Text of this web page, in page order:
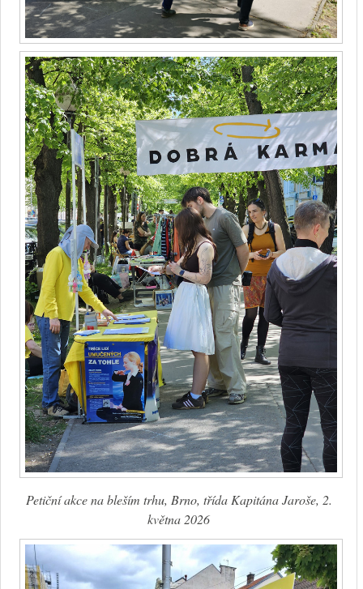
Petiční akce na bleším trhu, Brno, třída Kapitána Jaroše, 2.
května 2026